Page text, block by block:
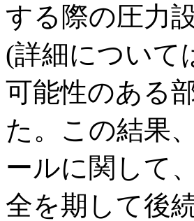
する際の圧力
(詳細につい
可能性のある
た。この結果
ールに関して
全を期して後